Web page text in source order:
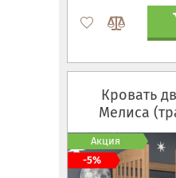
Кровать
Мелиса
Акция
-5%